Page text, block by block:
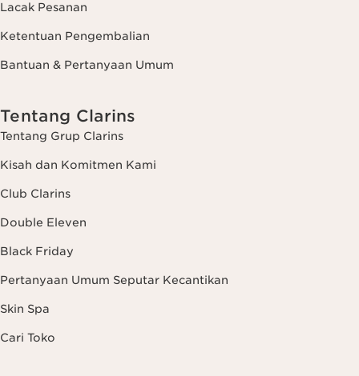
Lacak Pesanan
Ketentuan Pengembalian
Bantuan & Pertanyaan Umum
Tentang Clarins
Tentang Grup Clarins
Kisah dan Komitmen Kami
Club Clarins
Double Eleven
Black Friday
Pertanyaan Umum Seputar Kecantikan
Skin Spa
Cari Toko